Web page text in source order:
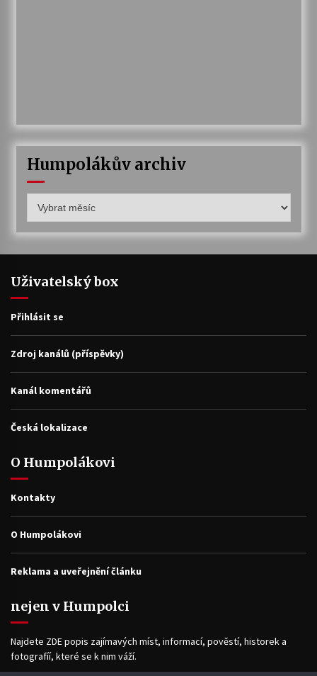
Humpolákův archiv
archiv
Uživatelský box
Přihlásit se
Zdroj kanálů (příspěvky)
Kanál komentářů
Česká lokalizace
O Humpolákovi
Kontakty
O Humpolákovi
Reklama a uveřejnění článku
nejen v Humpolci
Najdete ZDE popis zajímavých míst, informací, pověstí, historek a
fotografíí, které se k nim váží.